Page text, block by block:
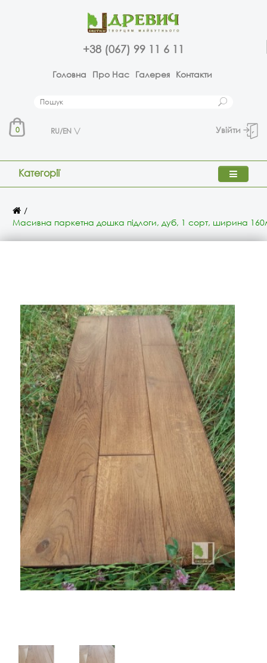
+38 (067) 99 11 6 11
Головна Про Нас Галерея Контакти
0 RU/EN Увійти
Категорії
Масивна паркетна дошка підлоги, дуб, 1 сорт, ширина